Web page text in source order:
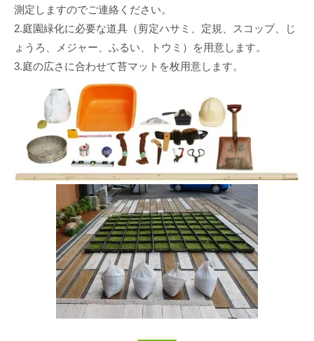
測定しますのでご連絡ください。
2.庭園緑化に必要な道具（剪定ハサミ、定規、スコップ、じ
ょうろ、メジャー、ふるい、トウミ）を用意します。
3.庭の広さに合わせて苔マットを枚用意します。